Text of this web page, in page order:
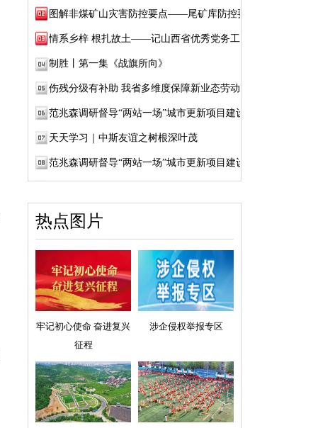
图解非煤矿山灾害防控要点——尾矿库防控要点
情系乡梓 根扎故土——记山西省优秀党务工作...
制胜丨第一集《战旗所向》
伤残分级有补助 我省多维度保障新业态劳动者...
范兆森调研督导“两站一场”城市更新项目建设
天天学习｜中斯友谊之树根深叶茂
范兆森调研督导“两站一场”城市更新项目建设
热点图片
牢记初心使命 奋进复兴
征程
涉企侵权举报专区